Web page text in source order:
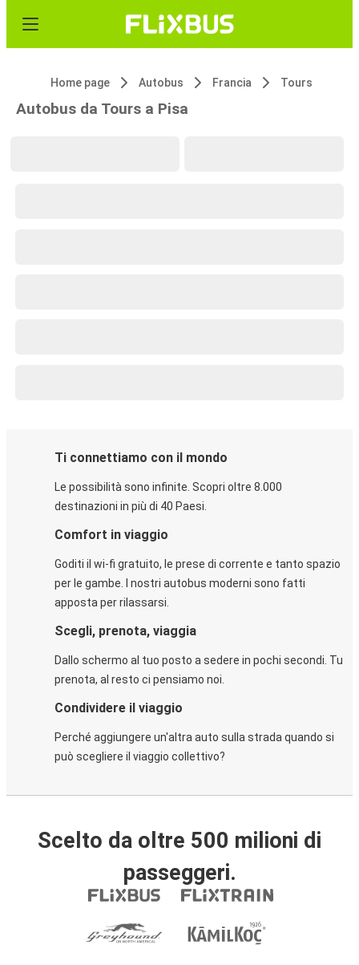
Home page Autobus Francia Tours
Autobus da Tours a Pisa
Ti connettiamo con il mondo
Le possibilità sono infinite. Scopri oltre 8.000
destinazioni in più di 40 Paesi.
Comfort in viaggio
Goditi il wi-fi gratuito, le prese di corrente e tanto spazio
per le gambe. I nostri autobus moderni sono fatti
apposta per rilassarsi.
Scegli, prenota, viaggia
Dallo schermo al tuo posto a sedere in pochi secondi. Tu
prenota, al resto ci pensiamo noi.
Condividere il viaggio
Perché aggiungere un'altra auto sulla strada quando si
può scegliere il viaggio collettivo?
Scelto da oltre 500 milioni di
passeggeri.